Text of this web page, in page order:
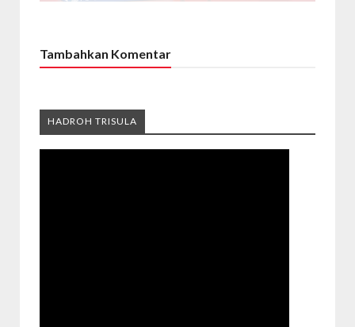
Tambahkan Komentar
HADROH TRISULA